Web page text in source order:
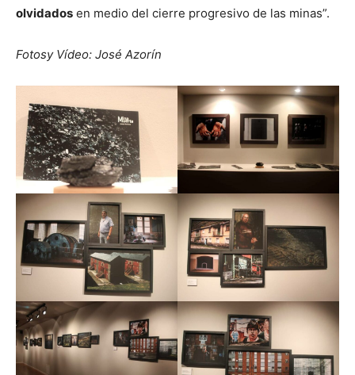
olvidados en medio del cierre progresivo de las minas”.
Fotosy Vídeo: José Azorín